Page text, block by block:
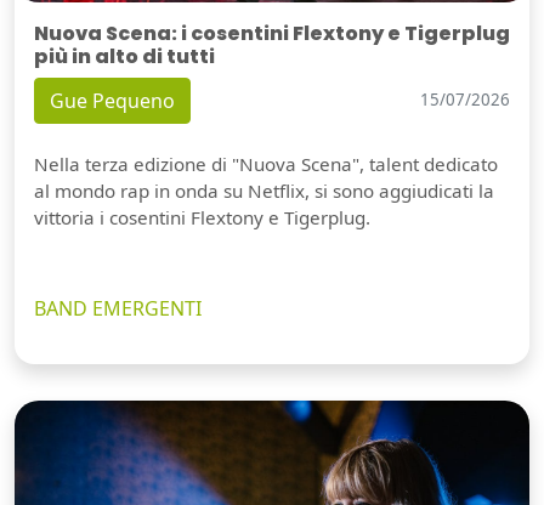
Nuova Scena: i cosentini Flextony e Tigerplug
più in alto di tutti
Gue Pequeno 15/07/2026
Nella terza edizione di "Nuova Scena", talent dedicato
al mondo rap in onda su Netflix, si sono aggiudicati la
vittoria i cosentini Flextony e Tigerplug.
BAND EMERGENTI